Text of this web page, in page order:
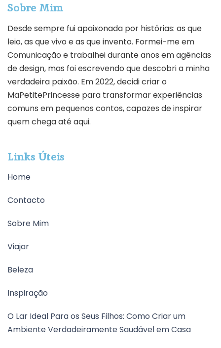
Sobre Mim
Desde sempre fui apaixonada por histórias: as que
leio, as que vivo e as que invento. Formei-me em
Comunicação e trabalhei durante anos em agências
de design, mas foi escrevendo que descobri a minha
verdadeira paixão. Em 2022, decidi criar o
MaPetitePrincesse para transformar experiências
comuns em pequenos contos, capazes de inspirar
quem chega até aqui.
Links Úteis
Home
Contacto
Sobre Mim
Viajar
Beleza
Inspiração
O Lar Ideal Para os Seus Filhos: Como Criar um
Ambiente Verdadeiramente Saudável em Casa